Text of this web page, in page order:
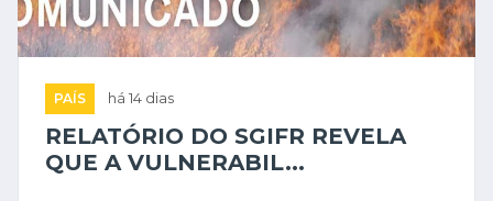
PAÍS há 14 dias
RELATÓRIO DO SGIFR REVELA
QUE A VULNERABIL...